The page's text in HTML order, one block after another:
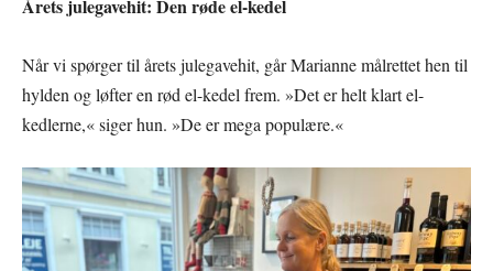
Årets julegavehit: Den røde el-kedel
Når vi spørger til årets julegavehit, går Marianne målrettet hen til
hylden og løfter en rød el-kedel frem. »Det er helt klart el-
kedlerne,« siger hun. »De er mega populære.«